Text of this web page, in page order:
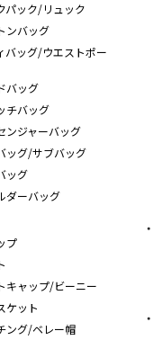
パック/リュック
ンバッグ
バッグ/ウエストポー
バッグ
チバッグ
ンジャーバッグ
ッグ/サブバッグ
ッグ
ダーバッグ
プ
キャップ/ビーニー
ケット
ング/ベレー帽